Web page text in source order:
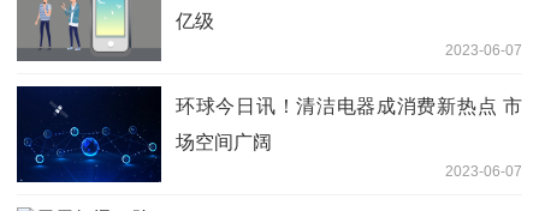
亿级
2023-06-07
环球今日讯！清洁电器成消费新热点 市
场空间广阔
2023-06-07